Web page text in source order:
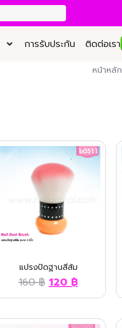
การรับประกัน ติดต่อเรา
หน้าหลัก
แปรงปัดฐานสีส้ม
160฿ 120฿